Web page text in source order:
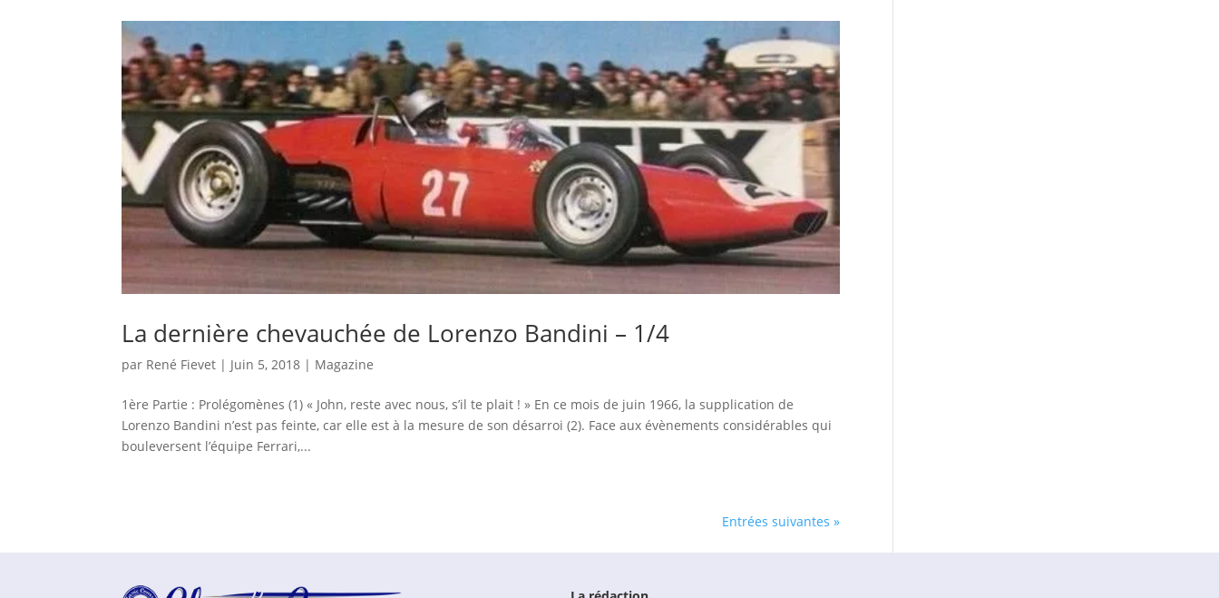
La dernière chevauchée de Lorenzo Bandini – 1/4
par René Fievet | Juin 5, 2018 | Magazine
1ère Partie : Prolégomènes (1) « John, reste avec nous, s’il te plait ! » En ce mois de juin 1966, la supplication de
Lorenzo Bandini n’est pas feinte, car elle est à la mesure de son désarroi (2). Face aux évènements considérables qui
bouleversent l’équipe Ferrari,...
Entrées suivantes »